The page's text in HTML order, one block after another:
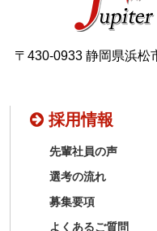
〒430-0933 静岡県浜松
採用情報
先輩社員の声
選考の流れ
募集要項
よくあるご質問